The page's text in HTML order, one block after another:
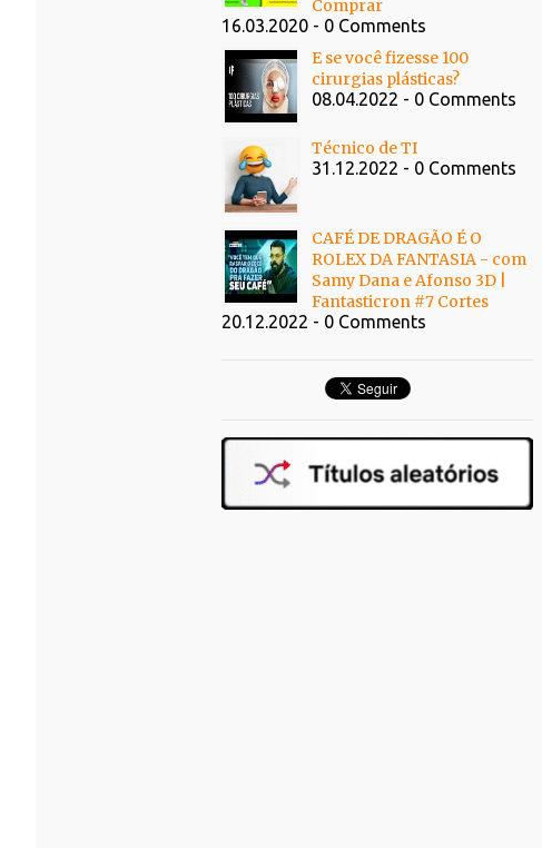
Comprar
16.03.2020 - 0 Comments
E se você fizesse 100
cirurgias plásticas?
08.04.2022 - 0 Comments
Técnico de TI
31.12.2022 - 0 Comments
CAFÉ DE DRAGÃO É O
ROLEX DA FANTASIA - com
Samy Dana e Afonso 3D |
Fantasticron #7 Cortes
20.12.2022 - 0 Comments